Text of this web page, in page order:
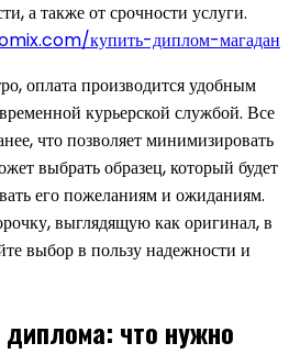
а также от срочности услуги.
купить-диплом-магадан
оплата производится удобным
курьерской службой. Все
что позволяет минимизировать
выбрать образец, который будет
его пожеланиям и ожиданиям.
выглядящую как оригинал, в
выбор в пользу надежности и
что нужно